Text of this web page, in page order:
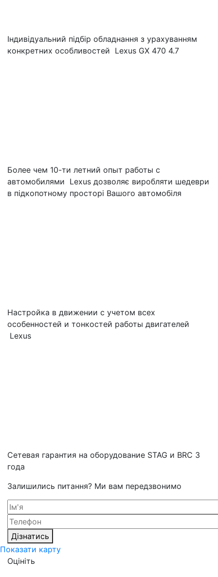
Індивідуальний підбір обладнання з урахуванням
конкретних особливостей Lexus GX 470 4.7
Более чем 10-ти летний опыт работы с
автомобилями Lexus дозволяє виробляти шедеври
в підкопотному просторі Вашого автомобіля
Настройка в движении с учетом всех
особенностей и тонкостей работы двигателей
Lexus
Cетевая гарантия на оборудование STAG и BRC 3
года
Залишились питання? Ми вам передзвонимо
Дізнатись
Показати карту
Оцініть